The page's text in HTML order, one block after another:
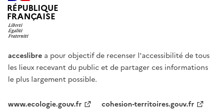
RÉPUBLIQUE
FRANÇAISE
acceslibre a pour objectif de recenser l'accessibilité de tous
les lieux recevant du public et de partager ces informations
le plus largement possible.
www.ecologie.gouv.fr
cohesion-territoires.gouv.fr